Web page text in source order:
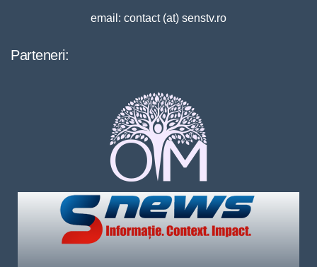
email: contact (at) senstv.ro
Parteneri: